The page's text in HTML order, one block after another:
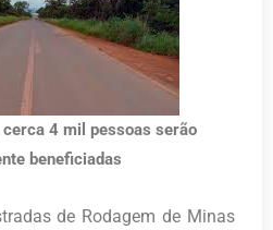
4 mil pessoas serão
beneficiadas
de Rodagem de Minas